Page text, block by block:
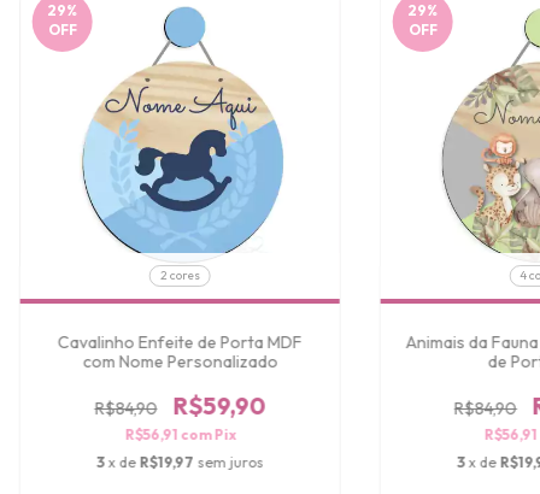
29%
OFF
2 cores
Cavalinho Enfeite de Porta MDF
com Nome Personalizado
R$84,90 R$59,90
R$56,91 comPix
3 x de R$19,97 sem juros
29%
OFF
4
Animais da
de
R$84,90
R$56,91
3 x de